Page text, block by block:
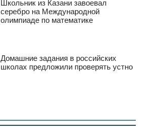
Школьник из Казани завоевал
серебро на Международной
олимпиаде по математике
Домашние задания в российских
школах предложили проверять устно